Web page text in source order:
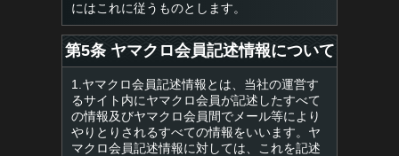
にはこれに従うものとします。
第5条 ヤマクロ会員記述情報について
1.ヤマクロ会員記述情報とは、当社の運営す
るサイト内にヤマクロ会員が記述したすべて
の情報及びヤマクロ会員間でメール等により
やりとりされるすべての情報をいいます。ヤ
マクロ会員記述情報に対しては、これを記述